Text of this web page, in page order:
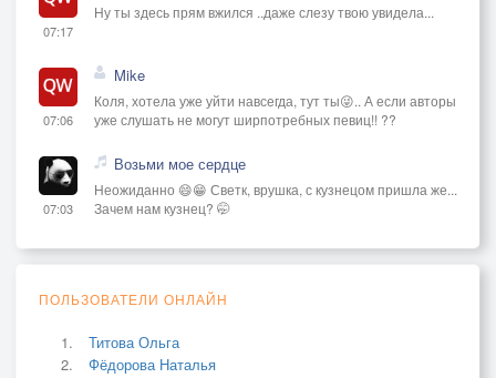
07:17
Ну ты здесь прям вжился ..даже слезу твою увидела...
07:06
Mike
Коля, хотела уже уйти навсегда, тут ты😜.. А если авторы
уже слушать не могут ширпотребных певиц!! ??
07:03
Возьми мое сердце
Неожиданно 😄😁 Светк, врушка, с кузнецом пришла же...
Зачем нам кузнец? 🤭
ПОЛЬЗОВАТЕЛИ ОНЛАЙН
Титова Ольга
Фёдорова Наталья